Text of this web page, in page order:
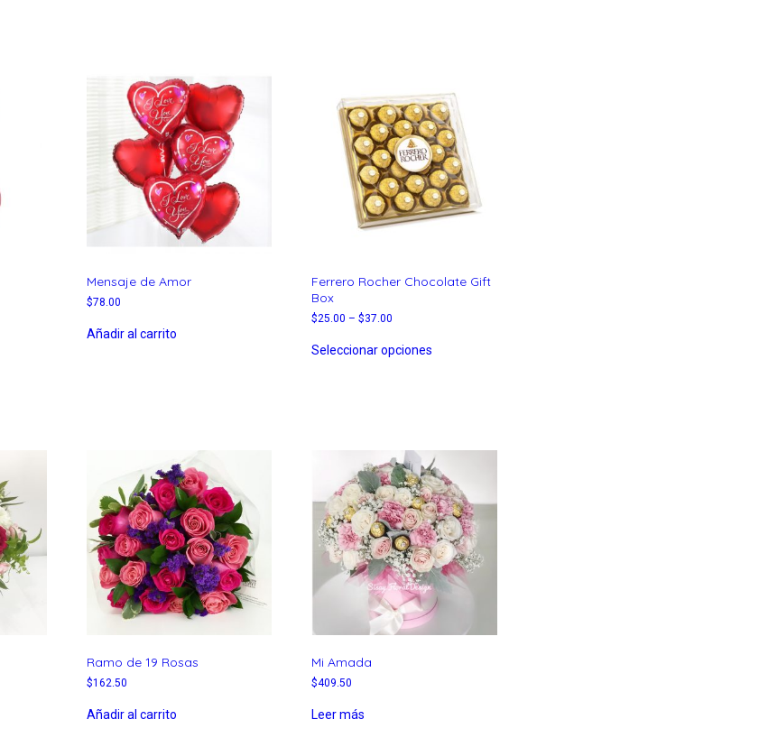
Mensaje de Amor
$78.00
Añadir al carrito
Ferrero Rocher Chocolate Gift
Box
$25.00 – $37.00
Seleccionar opciones
Ramo de 19 Rosas
$162.50
Añadir al carrito
Mi Amada
$409.50
Leer más